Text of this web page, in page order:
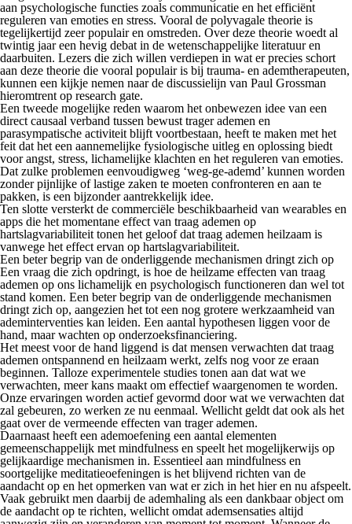
aan psychologische functies zoals communicatie en het efficiënt
reguleren van emoties en stress. Vooral de polyvagale theorie is
tegelijkertijd zeer populair en omstreden. Over deze theorie woedt al
twintig jaar een hevig debat in de wetenschappelijke literatuur en
daarbuiten. Lezers die zich willen verdiepen in wat er precies schort
aan deze theorie die vooral populair is bij trauma- en ademtherapeuten,
kunnen een kijkje nemen naar de discussielijn van Paul Grossman
hieromtrent op research gate.
Een tweede mogelijke reden waarom het onbewezen idee van een
direct causaal verband tussen bewust trager ademen en
parasympatische activiteit blijft voortbestaan, heeft te maken met het
feit dat het een aannemelijke fysiologische uitleg en oplossing biedt
voor angst, stress, lichamelijke klachten en het reguleren van emoties.
Dat zulke problemen eenvoudigweg ‘weg-ge-ademd’ kunnen worden
zonder pijnlijke of lastige zaken te moeten confronteren en aan te
pakken, is een bijzonder aantrekkelijk idee.
Ten slotte versterkt de commerciële beschikbaarheid van wearables en
apps die het momentane effect van traag ademen op
hartslagvariabiliteit tonen het geloof dat traag ademen heilzaam is
vanwege het effect ervan op hartslagvariabiliteit.
Een beter begrip van de onderliggende mechanismen dringt zich op
Een vraag die zich opdringt, is hoe de heilzame effecten van traag
ademen op ons lichamelijk en psychologisch functioneren dan wel tot
stand komen. Een beter begrip van de onderliggende mechanismen
dringt zich op, aangezien het tot een nog grotere werkzaamheid van
ademinterventies kan leiden. Een aantal hypothesen liggen voor de
hand, maar wachten op onderzoeksfinanciering.
Het meest voor de hand liggend is dat mensen verwachten dat traag
ademen ontspannend en heilzaam werkt, zelfs nog voor ze eraan
beginnen. Talloze experimentele studies tonen aan dat wat we
verwachten, meer kans maakt om effectief waargenomen te worden.
Onze ervaringen worden actief gevormd door wat we verwachten dat
zal gebeuren, zo werken ze nu eenmaal. Wellicht geldt dat ook als het
gaat over de vermeende effecten van trager ademen.
Daarnaast heeft een ademoefening een aantal elementen
gemeenschappelijk met mindfulness en speelt het mogelijkerwijs op
gelijkaardige mechanismen in. Essentieel aan mindfulness en
soortgelijke meditatieoefeningen is het blijvend richten van de
aandacht op en het opmerken van wat er zich in het hier en nu afspeelt.
Vaak gebruikt men daarbij de ademhaling als een dankbaar object om
de aandacht op te richten, wellicht omdat ademsensaties altijd